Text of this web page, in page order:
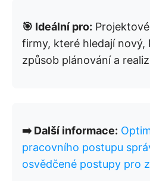
🎯 Ideální pro:
firmy, které hledají nový,
způsob plánování a
➡️ Další informace:
pracovního postupu
osvědčené postupy pro